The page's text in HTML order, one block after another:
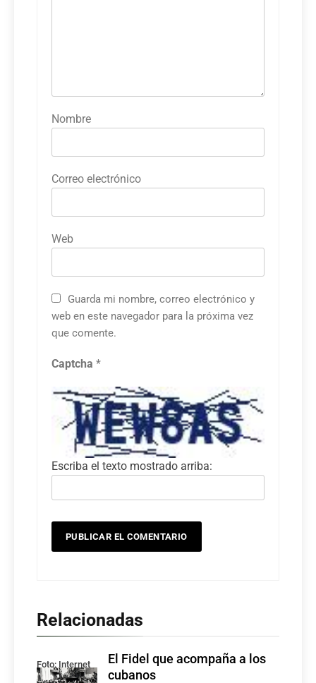
Nombre
Correo electrónico
Web
Guarda mi nombre, correo electrónico y
web en este navegador para la próxima vez
que comente.
Captcha *
Escriba el texto mostrado arriba:
Relacionadas
Foto: Internet
El Fidel que acompaña a los
cubanos